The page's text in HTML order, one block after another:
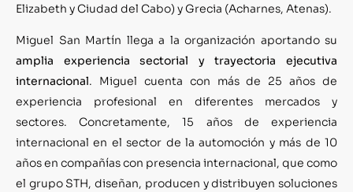
Elizabeth y Ciudad del Cabo) y Grecia (Acharnes, Atenas).
Miguel San Martín llega a la organización aportando su
amplia experiencia sectorial y trayectoria ejecutiva
internacional. Miguel cuenta con más de 25 años de
experiencia profesional en diferentes mercados y
sectores. Concretamente, 15 años de experiencia
internacional en el sector de la automoción y más de 10
años en compañías con presencia internacional, que como
el grupo STH, diseñan, producen y distribuyen soluciones